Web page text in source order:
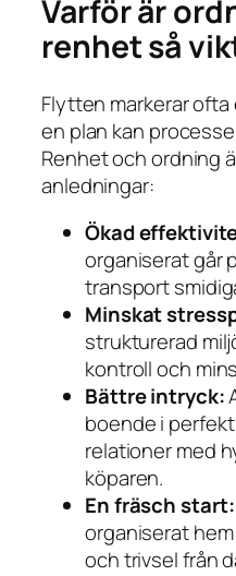
Varför är
renhet så
Flytten markerar
en plan kan
Renhet och ordning
anledningar:
Ökad
organiserat går
transport
Minskat
strukturerad
kontroll och
Bättre intryck:
boende i
relationer med
köparen.
En fräsch start:
organiserat
och trivsel från